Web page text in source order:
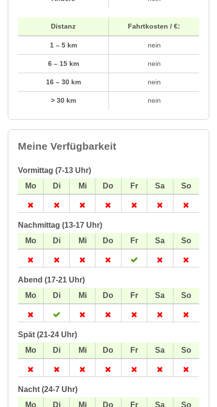
Distanz
1 – 5 km
6 – 15 km
16 – 30 km
> 30 km
Fahrtkosten / €:
nein
nein
nein
nein
Meine Verfügbarkeit
Vormittag (7-13 Uhr)
Nachmittag (13-17 Uhr)
Abend (17-21 Uhr)
Spät (21-24 Uhr)
Nacht (24-7 Uhr)